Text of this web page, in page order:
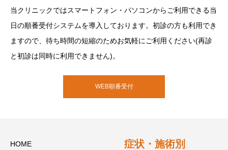
当クリニックではスマートフォン・パソコンからご利用できる当
日の順番受付システムを導入しております。初診の方も利用でき
ますので、待ち時間の短縮のためお気軽にご利用ください(再診
と初診は同時に利用できません)。
WEB順番受付
HOME
症状・施術別